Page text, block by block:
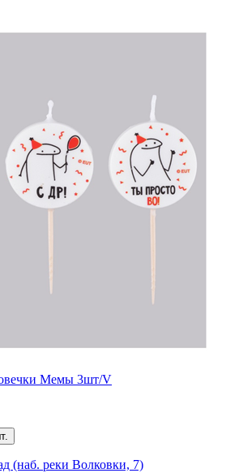
Мемы 3шт/V
(наб. реки Волковки, 7)